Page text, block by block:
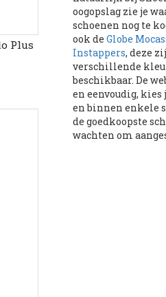
Camper (3.821)
Caterpillar
Catimini (105)
Champion
chicco (1.627)
Chipie (2)
Citrouille et
oogopslag zie je
schoenen nog te
ook de Globe
Instappers, deze
verschillende
beschikbaar. De
en eenvoudig,
en binnen enkele
de goedkoopste
wachten om
Plus